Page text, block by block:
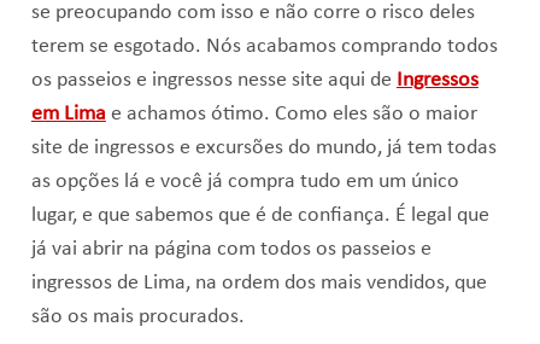
se preocupando com isso e não corre o risco deles
terem se esgotado. Nós acabamos comprando todos
os passeios e ingressos nesse site aqui de Ingressos
em Lima e achamos ótimo. Como eles são o maior
site de ingressos e excursões do mundo, já tem todas
as opções lá e você já compra tudo em um único
lugar, e que sabemos que é de confiança. É legal que
já vai abrir na página com todos os passeios e
ingressos de Lima, na ordem dos mais vendidos, que
são os mais procurados.